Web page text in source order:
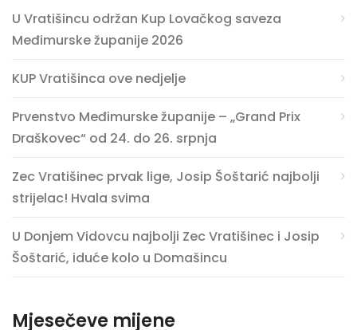
U Vratišincu održan Kup Lovačkog saveza
Međimurske županije 2026
KUP Vratišinca ove nedjelje
Prvenstvo Međimurske županije – „Grand Prix
Draškovec“ od 24. do 26. srpnja
Zec Vratišinec prvak lige, Josip Šoštarić najbolji
strijelac! Hvala svima
U Donjem Vidovcu najbolji Zec Vratišinec i Josip
Šoštarić, iduće kolo u Domašincu
Mjesečeve mijene